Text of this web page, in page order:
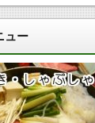
ュー